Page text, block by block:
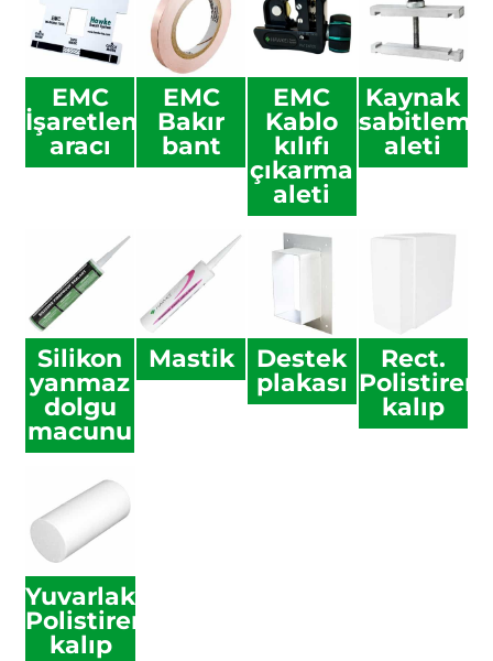
EMC
İşaretleme
aracı
EMC
Bakır
bant
EMC
Kablo
kılıfı
çıkarma
aleti
Kaynak
sabitleme
aleti
Silikon
yanmaz
dolgu
macunu
Mastik
Destek
plakası
Rect.
Polistiren
kalıp
Yuvarlak
Polistiren
kalıp